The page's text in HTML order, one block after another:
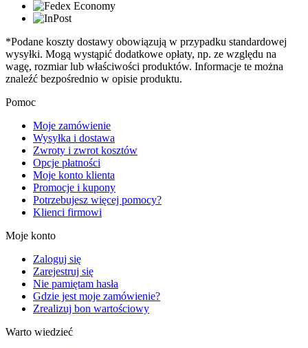
*Podane koszty dostawy obowiązują w przypadku standardowej
wysyłki. Mogą wystąpić dodatkowe opłaty, np. ze względu na
wagę, rozmiar lub właściwości produktów. Informacje te można
znaleźć bezpośrednio w opisie produktu.
Pomoc
Moje zamówienie
Wysyłka i dostawa
Zwroty i zwrot kosztów
Opcje płatności
Moje konto klienta
Promocje i kupony
Potrzebujesz więcej pomocy?
Klienci firmowi
Moje konto
Zaloguj się
Zarejestruj się
Nie pamiętam hasła
Gdzie jest moje zamówienie?
Zrealizuj bon wartościowy
Warto wiedzieć